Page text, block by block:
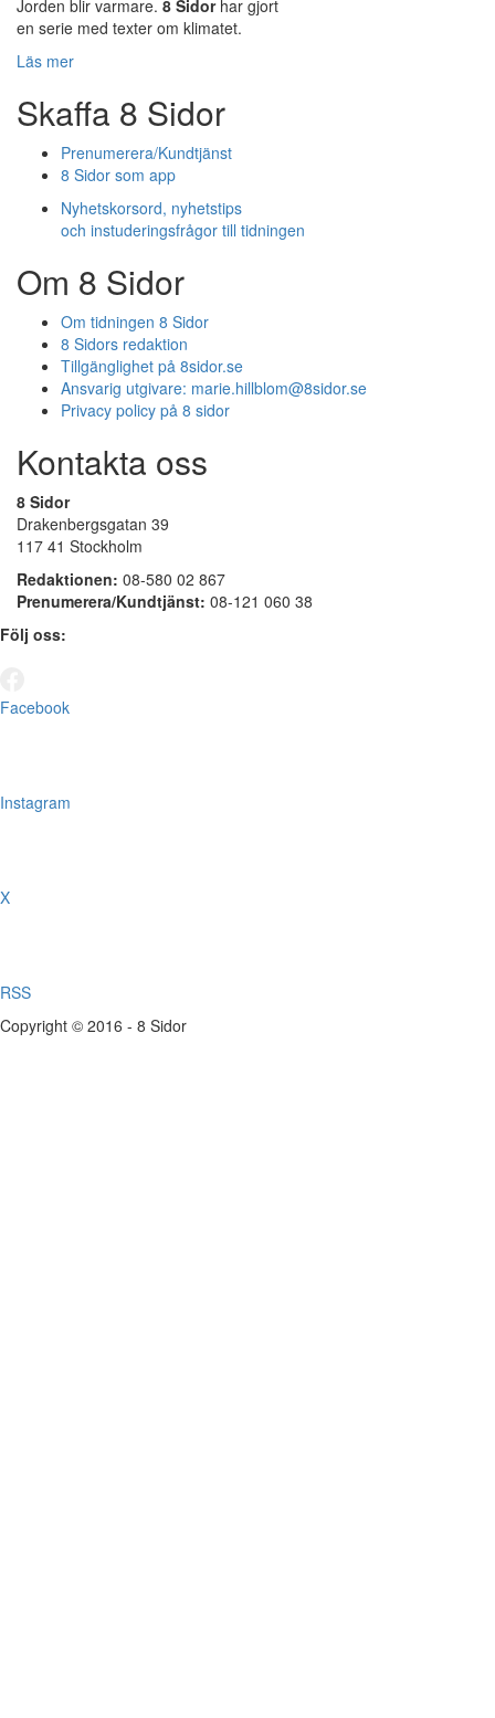
Jorden blir varmare. 8 Sidorhar gjort
en serie med texter om klimatet.
Läs mer
Skaffa 8 Sidor
Prenumerera/Kundtjänst
8 Sidor som app
Nyhetskorsord, nyhetstips
och instuderingsfrågor till tidningen
Om 8 Sidor
Om tidningen 8 Sidor
8 Sidors redaktion
Tillgänglighet på 8sidor.se
Ansvarig utgivare: marie.hillblom@8sidor.se
Privacy policy på 8 sidor
Kontakta oss
8 Sidor
Drakenbergsgatan 39
117 41 Stockholm
Redaktionen: 08-580 02 867
Prenumerera/Kundtjänst: 08-121 060 38
Följ oss:
Facebook
Instagram
X
RSS
Copyright © 2016 - 8 Sidor